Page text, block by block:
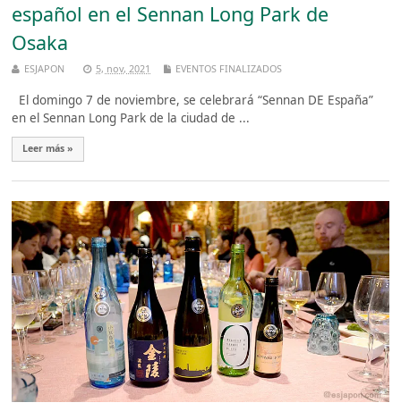
español en el Sennan Long Park de
Osaka
ESJAPON 5, nov, 2021 EVENTOS FINALIZADOS
El domingo 7 de noviembre, se celebrará “Sennan DE España”
en el Sennan Long Park de la ciudad de ...
Leer más »